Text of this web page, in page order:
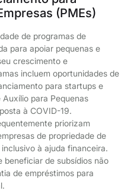
(PMEs)
de programas de
para apoiar pequenas e
crescimento e
incluem oportunidades de
para startups e
para Pequenas
à COVID-19.
priorizam
de propriedade de
à ajuda financeira.
beneficiar de subsídios não
de empréstimos para